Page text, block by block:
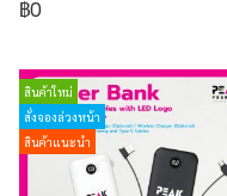
฿0
สินค้าใหม่
สั่งจองล่วงหน้า
สินค้าแนะนำ